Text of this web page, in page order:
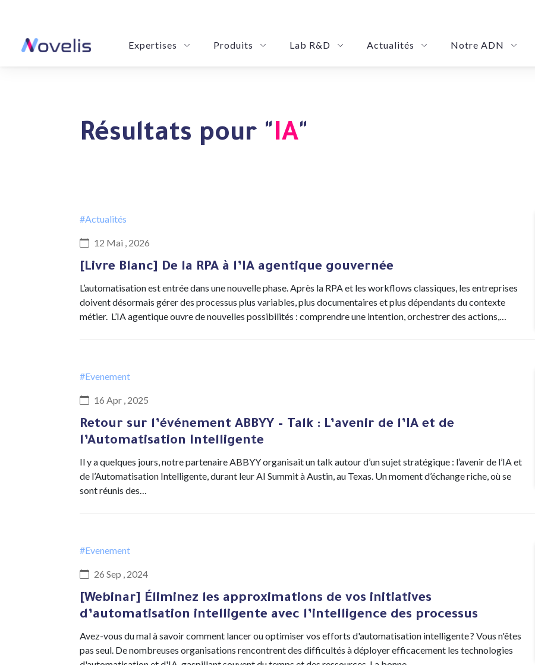
Expertises Produits Lab R&D Actualités Notre ADN
Résultats pour "IA"
#Actualités
12 Mai , 2026
[Livre Blanc] De la RPA à l’IA agentique gouvernée
L’automatisation est entrée dans une nouvelle phase. Après la RPA et les workflows classiques, les entreprises
doivent désormais gérer des processus plus variables, plus documentaires et plus dépendants du contexte
métier. L’IA agentique ouvre de nouvelles possibilités : comprendre une intention, orchestrer des actions,…
#Evenement
16 Apr , 2025
Retour sur l’événement ABBYY – Talk : L’avenir de l’IA et de
l’Automatisation Intelligente
Il y a quelques jours, notre partenaire ABBYY organisait un talk autour d’un sujet stratégique : l’avenir de l’IA et
de l’Automatisation Intelligente, durant leur AI Summit à Austin, au Texas. Un moment d’échange riche, où se
sont réunis des…
#Evenement
26 Sep , 2024
[Webinar] Éliminez les approximations de vos initiatives
d’automatisation intelligente avec l’intelligence des processus
Avez-vous du mal à savoir comment lancer ou optimiser vos efforts d'automatisation intelligente ? Vous n'êtes
pas seul. De nombreuses organisations rencontrent des difficultés à déployer efficacement les technologies